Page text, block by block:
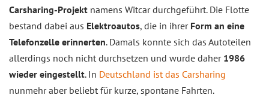
Carsharing-Projekt namens Witcar durchgeführt. Die Flotte
bestand dabei aus Elektroautos, die in ihrer Form an eine
Telefonzelle erinnerten. Damals konnte sich das Autoteilen
allerdings noch nicht durchsetzen und wurde daher 1986
wieder eingestellt. In Deutschland ist das Carsharing
nunmehr aber beliebt für kurze, spontane Fahrten.